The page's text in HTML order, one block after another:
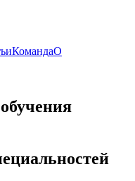
КомандаО